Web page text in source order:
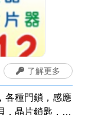
各種門鎖，感應
，晶片鎖匙，汽
了解更多